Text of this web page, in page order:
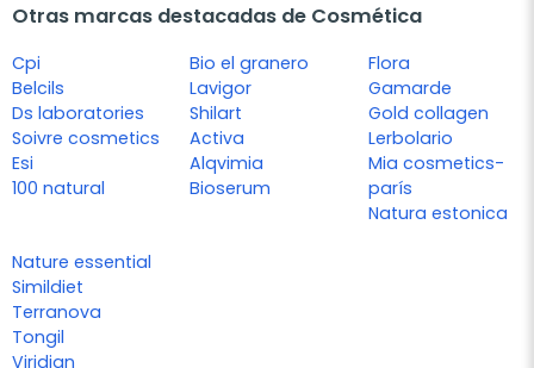
Otras marcas destacadas de Cosmética
Cpi
Belcils
Ds laboratories
Soivre cosmetics
Esi
100 natural
Bio el granero
Lavigor
Shilart
Activa
Alqvimia
Bioserum
Flora
Gamarde
Gold collagen
Lerbolario
Mia cosmetics-
parís
Natura estonica
Nature essential
Simildiet
Terranova
Tongil
Viridian